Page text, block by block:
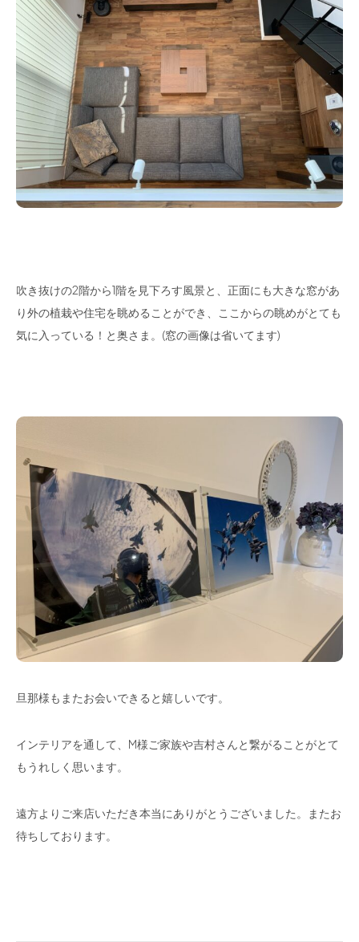
吹き抜けの2階から1階を見下ろす風景と、正面にも大きな窓があ
り外の植栽や住宅を眺めることができ、ここからの眺めがとても
気に入っている！と奥さま。(窓の画像は省いてます)
旦那様もまたお会いできると嬉しいです。
インテリアを通して、M様ご家族や吉村さんと繋がることがとて
もうれしく思います。
遠方よりご来店いただき本当にありがとうございました。またお
待ちしております。